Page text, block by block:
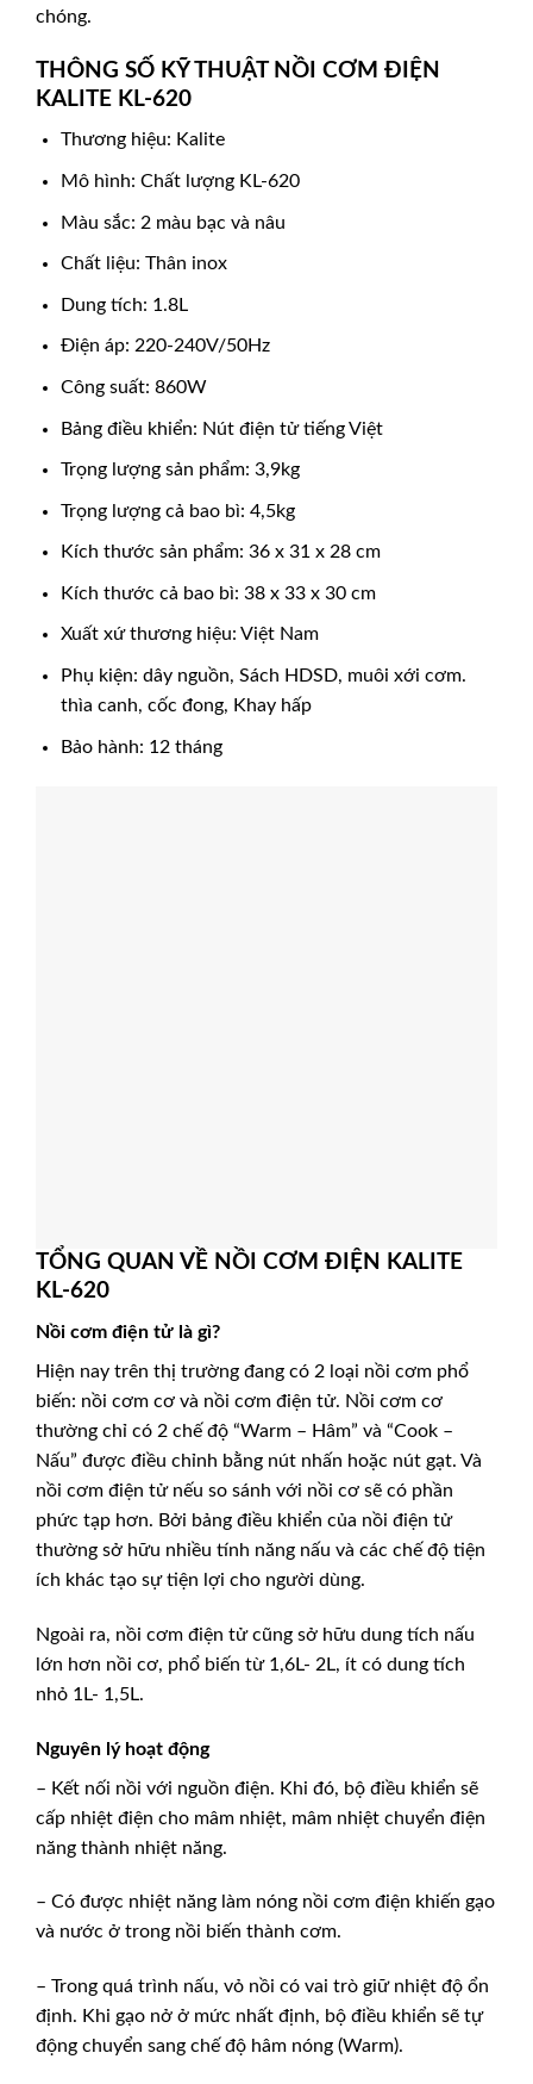
chóng.
THÔNG SỐ KỸ THUẬT NỒI CƠM ĐIỆN
KALITE KL-620
Thương hiệu: Kalite
Mô hình: Chất lượng KL-620
Màu sắc: 2 màu bạc và nâu
Chất liệu: Thân inox
Dung tích: 1.8L
Điện áp: 220-240V/50Hz
Công suất: 860W
Bảng điều khiển: Nút điện tử tiếng Việt
Trọng lượng sản phẩm: 3,9kg
Trọng lượng cả bao bì: 4,5kg
Kích thước sản phẩm: 36 x 31 x 28 cm
Kích thước cả bao bì: 38 x 33 x 30 cm
Xuất xứ thương hiệu: Việt Nam
Phụ kiện: dây nguồn, Sách HDSD, muôi xới cơm.
thìa canh, cốc đong, Khay hấp
Bảo hành: 12 tháng
TỔNG QUAN VỀ NỒI CƠM ĐIỆN KALITE
KL-620
Nồi cơm điện tử là gì?
Hiện nay trên thị trường đang có 2 loại nồi cơm phổ
biến: nồi cơm cơ và nồi cơm điện tử. Nồi cơm cơ
thường chỉ có 2 chế độ “Warm – Hâm” và “Cook –
Nấu” được điều chỉnh bằng nút nhấn hoặc nút gạt. Và
nồi cơm điện tử nếu so sánh với nồi cơ sẽ có phần
phức tạp hơn. Bởi bảng điều khiển của nồi điện tử
thường sở hữu nhiều tính năng nấu và các chế độ tiện
ích khác tạo sự tiện lợi cho người dùng.
Ngoài ra, nồi cơm điện tử cũng sở hữu dung tích nấu
lớn hơn nồi cơ, phổ biến từ 1,6L- 2L, ít có dung tích
nhỏ 1L- 1,5L.
Nguyên lý hoạt động
– Kết nối nồi với nguồn điện. Khi đó, bộ điều khiển sẽ
cấp nhiệt điện cho mâm nhiệt, mâm nhiệt chuyển điện
năng thành nhiệt năng.
– Có được nhiệt năng làm nóng nồi cơm điện khiến gạo
và nước ở trong nồi biến thành cơm.
– Trong quá trình nấu, vỏ nồi có vai trò giữ nhiệt độ ổn
định. Khi gạo nở ở mức nhất định, bộ điều khiển sẽ tự
động chuyển sang chế độ hâm nóng (Warm).